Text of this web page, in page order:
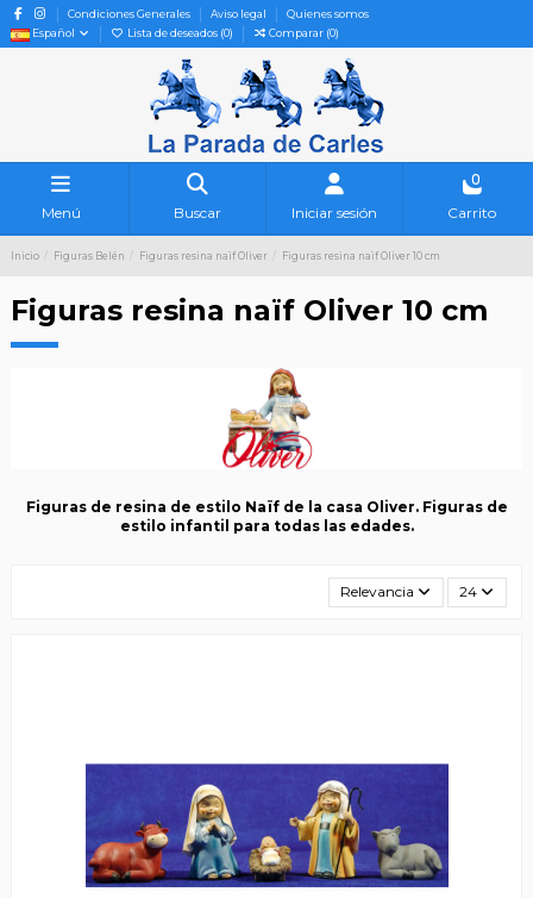
Condiciones Generales Aviso legal
Quienes somos
Español
Lista de deseados (0) Comparar (0)
Menú Buscar Iniciar sesión
0
Carrito
Inicio Figuras Belén Figuras resina naïf Oliver Figuras resina naïf Oliver 10 cm
Figuras resina naïf Oliver 10 cm
Figuras de resina de estilo Naïf de la casa Oliver. Figuras de
estilo infantil para todas las edades.
Relevancia 24